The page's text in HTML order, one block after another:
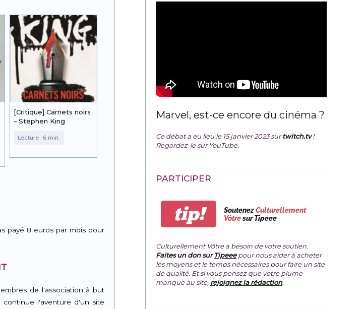
[Critique] Carnets noirs
– Stephen King
payé 8 euros par mois pour
de l'association à but
l'aventure d'un site
Marvel, est-ce encore du cinéma ?
Ce débat a eu lieu le 15 janvier 2023 surtwitch.tv !
Regardez-le surYouTube.
PARTICIPER
tip! SoutenezCulturellement
Vôtresur Tipeee
Culturellement Vôtre a besoin de votre soutien.
Faites un donsurTipeeepour nous aider à acheter
les moyens et le temps nécessaires pour faire un site
de qualité. Et si vous pensez que votre plume
manque au site, rejoignez la rédaction.